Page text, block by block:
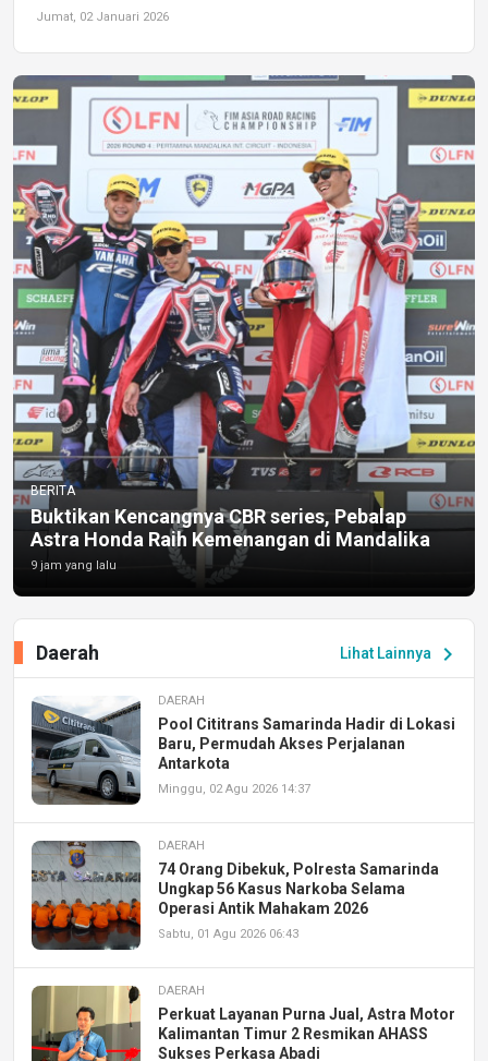
Jumat, 02 Januari 2026
BERITA
Buktikan Kencangnya CBR series, Pebalap
Astra Honda Raih Kemenangan di Mandalika
9 jam yang lalu
Lihat Lainnya chevron_right
Daerah
DAERAH
Pool Cititrans Samarinda Hadir di Lokasi
Baru, Permudah Akses Perjalanan
Antarkota
Minggu, 02 Agu 2026 14:37
DAERAH
74 Orang Dibekuk, Polresta Samarinda
Ungkap 56 Kasus Narkoba Selama
Operasi Antik Mahakam 2026
Sabtu, 01 Agu 2026 06:43
DAERAH
Perkuat Layanan Purna Jual, Astra Motor
Kalimantan Timur 2 Resmikan AHASS
Sukses Perkasa Abadi